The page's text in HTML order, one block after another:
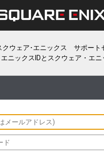
クウェア･エニックス サポート
ニックスIDとスクウェア・エ